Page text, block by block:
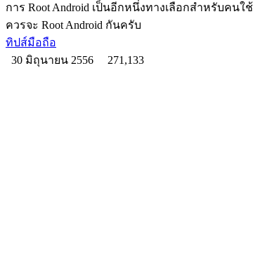
การ Root Android เป็นอีกหนึ่งทางเลือกสำหรับคน
ควรจะ Root Android กันครับ
ทิปส์มือถือ
30 มิถุนายน 2556
271,133